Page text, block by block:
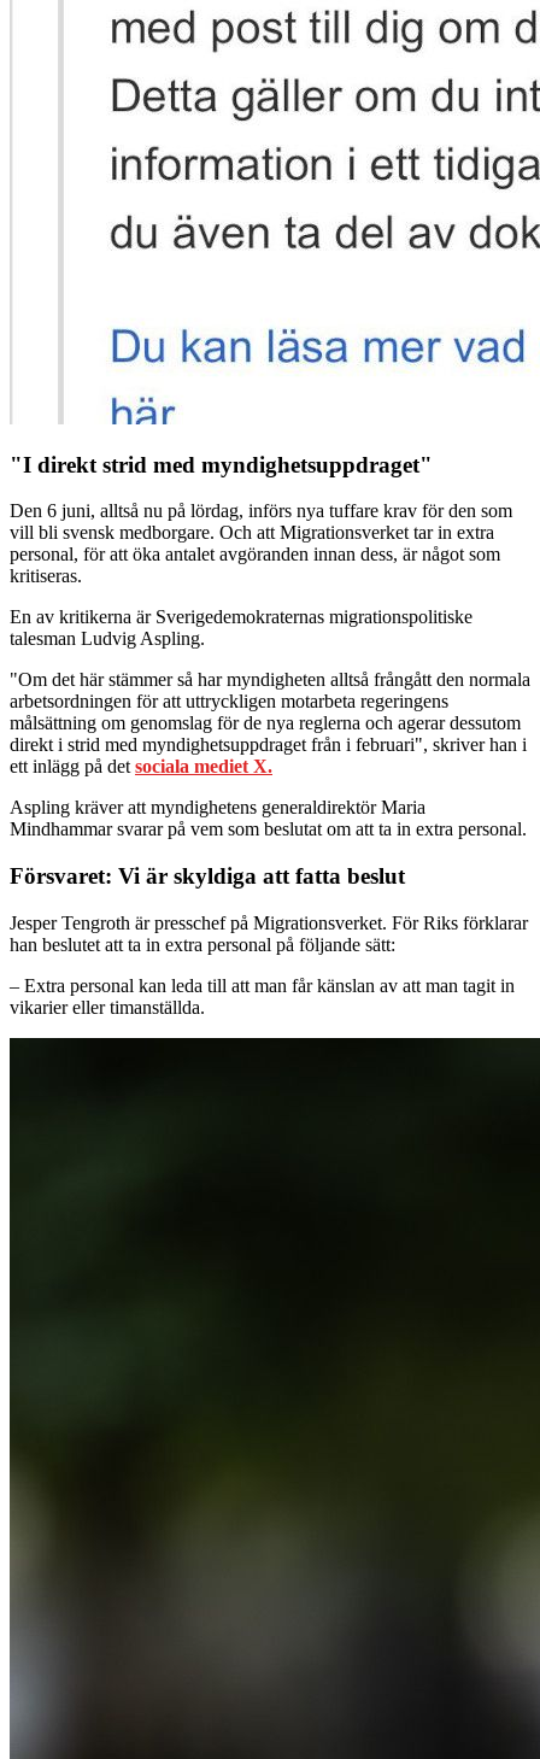
"I direkt strid med myndighetsuppdraget"
Den 6 juni, alltså nu på lördag, införs nya tuffare krav för den som
vill bli svensk medborgare. Och att Migrationsverket tar in extra
personal, för att öka antalet avgöranden innan dess, är något som
kritiseras.
En av kritikerna är Sverigedemokraternas migrationspolitiske
talesman Ludvig Aspling.
"Om det här stämmer så har myndigheten alltså frångått den normala
arbetsordningen för att uttryckligen motarbeta regeringens
målsättning om genomslag för de nya reglerna och agerar dessutom
direkt i strid med myndighetsuppdraget från i februari", skriver han i
ett inlägg på det sociala mediet X.
Aspling kräver att myndighetens generaldirektör Maria
Mindhammar svarar på vem som beslutat om att ta in extra personal.
Försvaret: Vi är skyldiga att fatta beslut
Jesper Tengroth är presschef på Migrationsverket. För Riks förklarar
han beslutet att ta in extra personal på följande sätt:
– Extra personal kan leda till att man får känslan av att man tagit in
vikarier eller timanställda.